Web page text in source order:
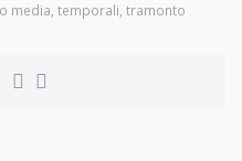
media, temporali, tramonto